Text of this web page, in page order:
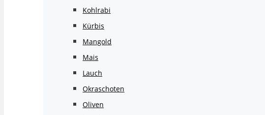
Kohlrabi
Kürbis
Mangold
Mais
Lauch
Okraschoten
Oliven